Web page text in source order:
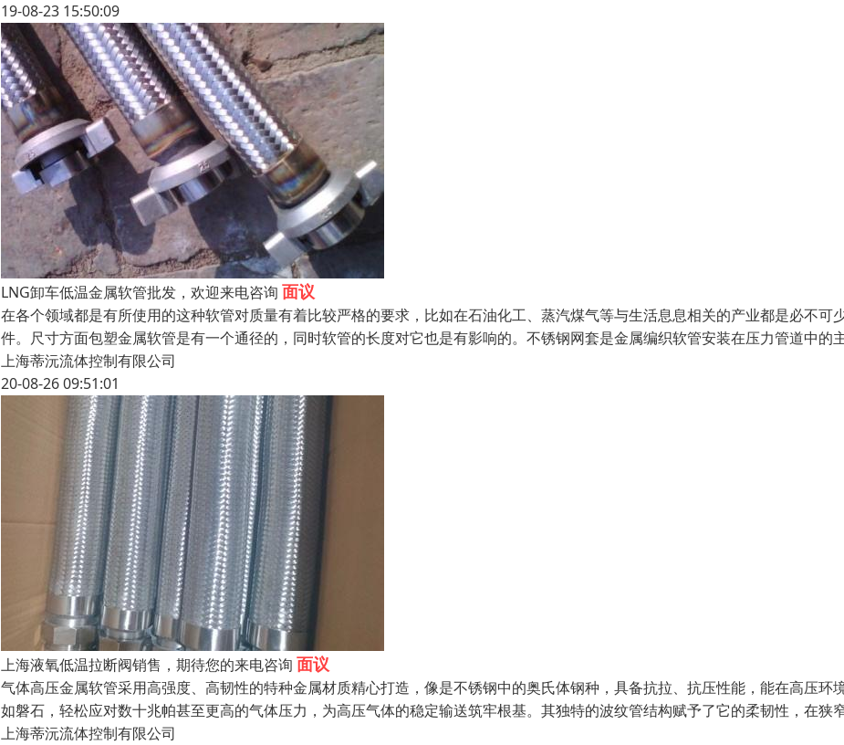
19-08-23 15:50:09
LNG卸车低温金属软管批发，欢迎来电咨询 面议
在各个领域都是有所使用的这种软管对质量有着比较严格的要求，比如在石油化工、蒸汽煤气等与生活息息相关的产业都是必不可
件。尺寸方面包塑金属软管是有一个通径的，同时软管的长度对它也是有影响的。不锈钢网套是金属编织软管安装在压力管道中的
上海蒂沅流体控制有限公司
20-08-26 09:51:01
上海液氧低温拉断阀销售，期待您的来电咨询 面议
气体高压金属软管采用高强度、高韧性的特种金属材质精心打造，像是不锈钢中的奥氏体钢种，具备抗拉、抗压性能，能在高压环
如磐石，轻松应对数十兆帕甚至更高的气体压力，为高压气体的稳定输送筑牢根基。其独特的波纹管结构赋予了它的柔韧性，在狭
上海蒂沅流体控制有限公司